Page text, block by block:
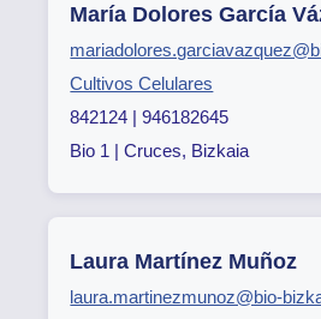
María Dolores García
Cultivos Celulares
842124 | 946182645
Bio 1 | Cruces, Bizkaia
Laura Martínez Muñoz
laura.martinezmunoz@bio-